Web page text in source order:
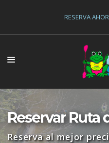
RESERVA
INICIO
ACTIVIDADES
INSTALACIONES
Reservar Ruta
Reserva al mejor